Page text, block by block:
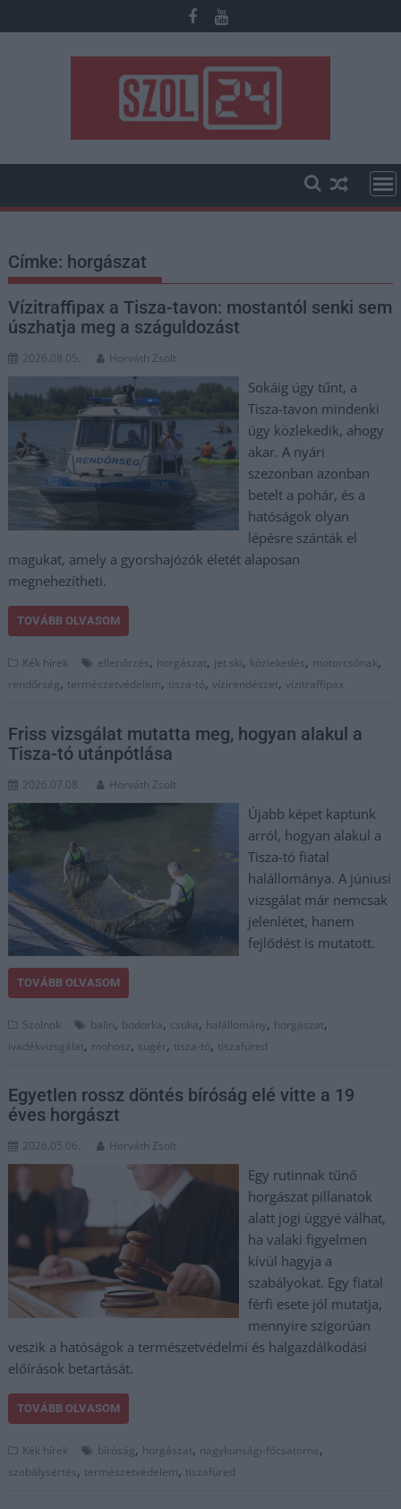
to
Címke: horgászat
Vízitraffipax a Tisza-tavon: mostantól senki sem
úszhatja meg a száguldozást
2026.08.05. Horváth Zsolt
Sokáig úgy tűnt, a
Tisza-tavon mindenki
úgy közlekedik, ahogy
akar. A nyári
szezonban azonban
betelt a pohár, és a
hatóságok olyan
lépésre szánták el
magukat, amely a gyorshajózók életét alaposan
megnehezítheti.
TOVÁBB OLVASOM
Kék hírek ellenőrzés, horgászat, jet ski, közlekedés, motorcsónak,
rendőrség, természetvédelem, tisza-tó,vízirendészet,vízitraffipax
Friss vizsgálat mutatta meg, hogyan alakul a
Tisza-tó utánpótlása
2026.07.08. Horváth Zsolt
Újabb képet kaptunk
arról, hogyan alakul a
Tisza-tó fiatal
halállománya. A júniusi
vizsgálat már nemcsak
jelenlétet, hanem
fejlődést is mutatott.
TOVÁBB OLVASOM
Szolnok balin, bodorka, csuka, halállomány, horgászat,
ivadékvizsgálat, mohosz, sügér, tisza-tó, tiszafüred
Egyetlen rossz döntés bíróság elé vitte a 19
éves horgászt
2026.05.06. Horváth Zsolt
Egy rutinnak tűnő
horgászat pillanatok
alatt jogi üggyé válhat,
ha valaki figyelmen
kívül hagyja a
szabályokat. Egy fiatal
férfi esete jól mutatja,
mennyire szigorúan
veszik a hatóságok a természetvédelmi és halgazdálkodási
előírások betartását.
TOVÁBB OLVASOM
Kék hírek bíróság, horgászat, nagykunsági-főcsatorna,
szabálysértés, természetvédelem, tiszafüred